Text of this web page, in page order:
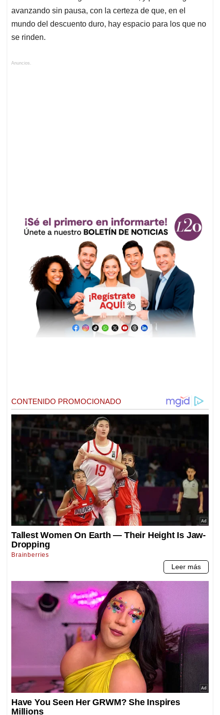
avanzando sin pausa, con la certeza de que, en el
mundo del descuento duro, hay espacio para los que no
se rinden.
Anuncios.